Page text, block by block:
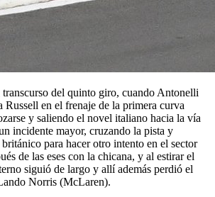
del quinto giro, cuando Antonelli
Russell en el frenaje de la primera curva
y saliendo el novel italiano hacia la vía
incidente mayor, cruzando la pista y
para hacer otro intento en el sector
de las eses con la chicana, y al estirar el
siguió de largo y allí además perdió el
Norris (McLaren).